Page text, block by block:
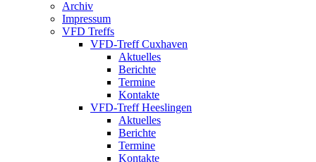
Archiv
Impressum
VFD Treffs
VFD-Treff Cuxhaven
Aktuelles
Berichte
Termine
Kontakte
VFD-Treff Heeslingen
Aktuelles
Berichte
Termine
Kontakte